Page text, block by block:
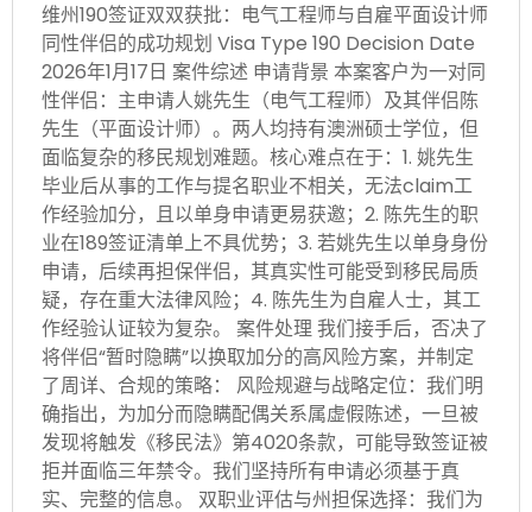
维州190签证双双获批：电气工程师与自雇平面设计师
同性伴侣的成功规划 Visa Type 190 Decision Date
2026年1月17日 案件综述 申请背景 本案客户为一对同
性伴侣：主申请人姚先生（电气工程师）及其伴侣陈
先生（平面设计师）。两人均持有澳洲硕士学位，但
面临复杂的移民规划难题。核心难点在于：1. 姚先生
毕业后从事的工作与提名职业不相关，无法claim工
作经验加分，且以单身申请更易获邀；2. 陈先生的职
业在189签证清单上不具优势；3. 若姚先生以单身身份
申请，后续再担保伴侣，其真实性可能受到移民局质
疑，存在重大法律风险；4. 陈先生为自雇人士，其工
作经验认证较为复杂。 案件处理 我们接手后，否决了
将伴侣“暂时隐瞒”以换取加分的高风险方案，并制定
了周详、合规的策略： 风险规避与战略定位：我们明
确指出，为加分而隐瞒配偶关系属虚假陈述，一旦被
发现将触发《移民法》第4020条款，可能导致签证被
拒并面临三年禁令。我们坚持所有申请必须基于真
实、完整的信息。 双职业评估与州担保选择：我们为